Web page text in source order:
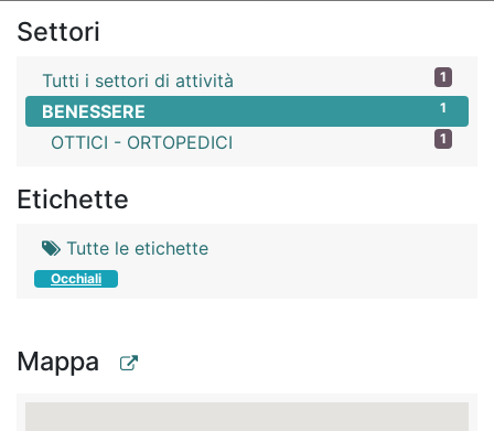
Settori
1
Tutti i settori di attività
1
BENESSERE
1
OTTICI - ORTOPEDICI
Etichette
Tutte le etichette
Occhiali
Mappa